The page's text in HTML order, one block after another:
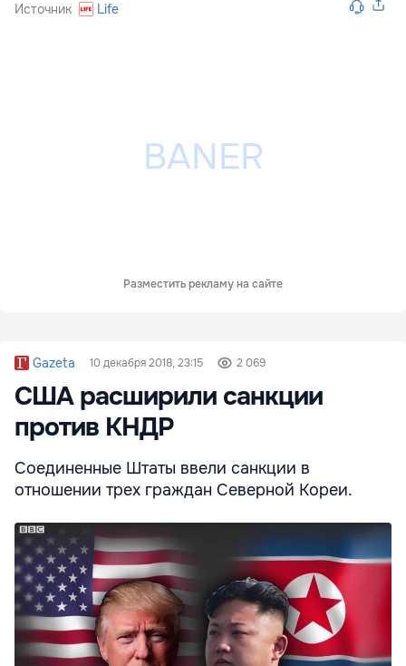
Источник Life
Разместить рекламу на сайте
Gazeta 10 декабря 2018, 23:15 2 069
США расширили санкции
против КНДР
Соединенные Штаты ввели санкции в
отношении трех граждан Северной Кореи.